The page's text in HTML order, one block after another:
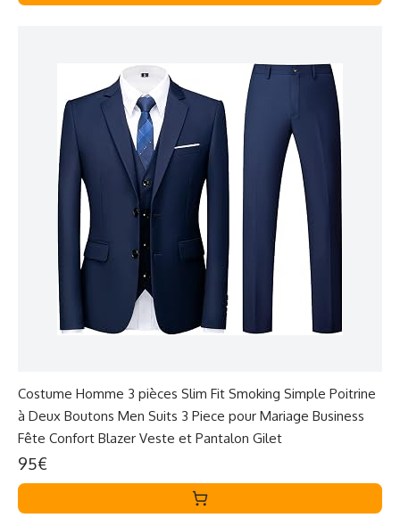
Costume Homme 3 pièces Slim Fit Smoking Simple Poitrine
à Deux Boutons Men Suits 3 Piece pour Mariage Business
Fête Confort Blazer Veste et Pantalon Gilet
95€